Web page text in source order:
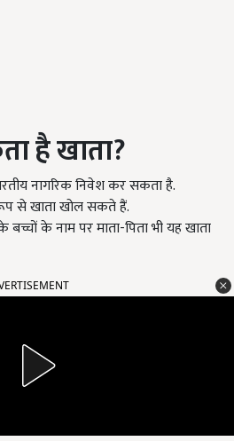
है खाता?
नागरिक निवेश कर सकता है.
से खाता खोल सकते हैं.
के नाम पर माता-पिता भी यह खाता